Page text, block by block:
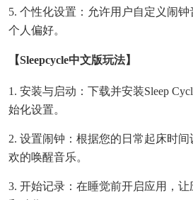
5. 个性化设置：允许用户自定义闹
个人偏好。
【sleepcycle中文版玩法】
1. 安装与启动：下载并安装Sleep
始化设置。
2. 设置闹钟：根据您的日常起床时
欢的唤醒音乐。
3. 开始记录：在睡觉前开启应用，